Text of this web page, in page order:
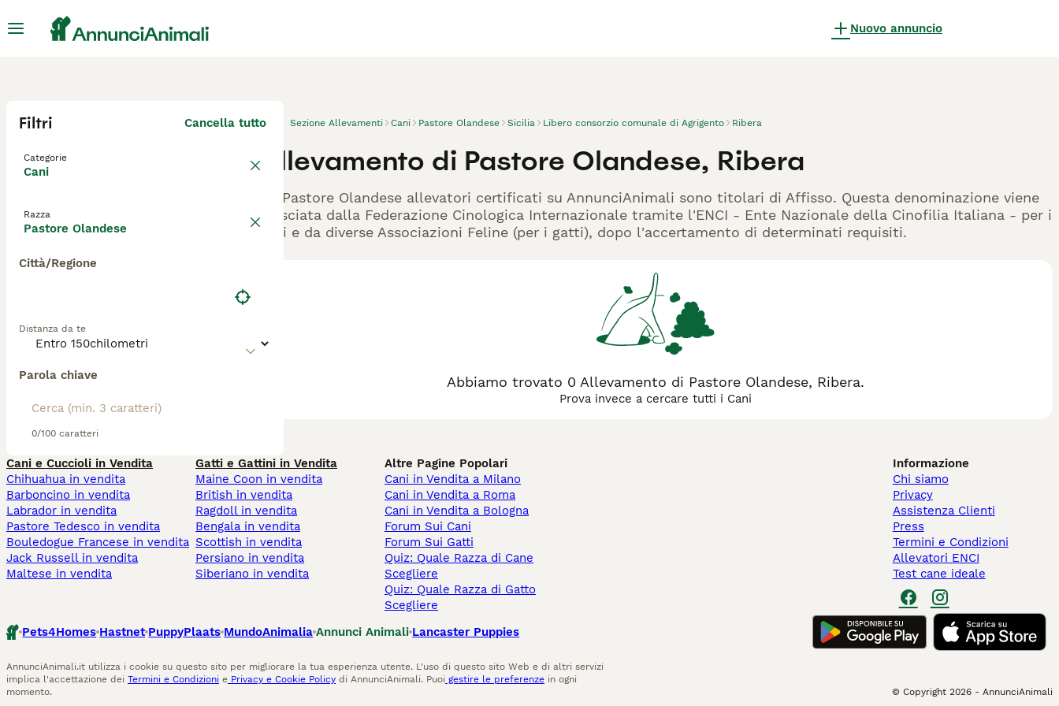
Nuovo annuncio
Filtri Cancella tutto
Categorie
Cani
Razza
Pastore Olandese
Città/Regione
Distanza da te
Parola chiave
0/100 caratteri
Sezione Allevamenti Cani Pastore Olandese Sicilia Libero consorzio comunale di Agrigento Ribera
Allevamento di Pastore Olandese, Ribera
Gli Pastore Olandese allevatori certificati su AnnunciAnimali sono titolari di Affisso. Questa denominazione viene
rilasciata dalla Federazione Cinologica Internazionale tramite l'ENCI - Ente Nazionale della Cinofilia Italiana - per i
cani e da diverse Associazioni Feline (per i gatti), dopo l'accertamento di determinati requisiti.
Abbiamo trovato 0 Allevamento di Pastore Olandese, Ribera.
Prova invece a cercare tutti i Cani
Cani e Cuccioli in Vendita
Chihuahua in vendita
Barboncino in vendita
Labrador in vendita
Pastore Tedesco in vendita
Bouledogue Francese in vendita
Jack Russell in vendita
Maltese in vendita
Gatti e Gattini in Vendita
Maine Coon in vendita
British in vendita
Ragdoll in vendita
Bengala in vendita
Scottish in vendita
Persiano in vendita
Siberiano in vendita
Altre Pagine Popolari
Cani in Vendita a Milano
Cani in Vendita a Roma
Cani in Vendita a Bologna
Forum Sui Cani
Forum Sui Gatti
Quiz: Quale Razza di Cane
Scegliere
Quiz: Quale Razza di Gatto
Scegliere
Informazione
Chi siamo
Privacy
Assistenza Clienti
Press
Termini e Condizioni
Allevatori ENCI
Test cane ideale
Pets4Homes Hastnet PuppyPlaats MundoAnimalia Annunci Animali Lancaster Puppies
AnnunciAnimali.it utilizza i cookie su questo sito per migliorare la tua esperienza utente. L'uso di questo sito Web e di altri servizi
implica l'accettazione dei Termini e Condizioni e Privacy e Cookie Policy di AnnunciAnimali. Puoi gestire le preferenze in ogni
momento.
© Copyright 2026 - AnnunciAnimali